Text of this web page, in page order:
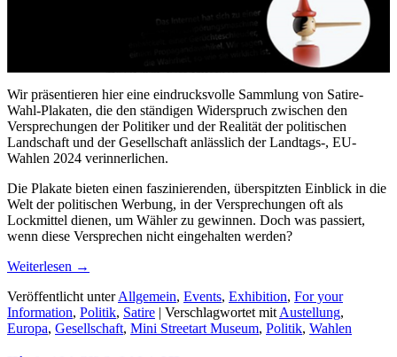
Wir präsentieren hier eine eindrucksvolle Sammlung von Satire-
Wahl-Plakaten, die den ständigen Widerspruch zwischen den
Versprechungen der Politiker und der Realität der politischen
Landschaft und der Gesellschaft anlässlich der Landtags-, EU-
Wahlen 2024 verinnerlichen.
Die Plakate bieten einen faszinierenden, überspitzten Einblick in die
Welt der politischen Werbung, in der Versprechungen oft als
Lockmittel dienen, um Wähler zu gewinnen. Doch was passiert,
wenn diese Versprechen nicht eingehalten werden?
Weiterlesen →
Veröffentlicht unter Allgemein, Events, Exhibition, For your
Information, Politik, Satire | Verschlagwortet mit Austellung,
Europa, Gesellschaft, Mini Streetart Museum, Politik, Wahlen